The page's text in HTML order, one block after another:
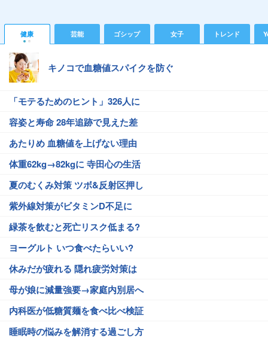
健康 芸能 ゴシップ 女子 トレンド
キノコで血糖値スパイクを防ぐ
「モテるためのヒント」326人に
容姿と寿命 28年追跡で見えた差
あたりめ 血糖値を上げない理由
体重62kg→82kgに 寺田心の生活
夏のむくみ対策 ツボ&反射区押し
紫外線対策がビタミンD不足に
緑茶を飲むと死亡リスク低まる?
ヨーグルト いつ食べたらいい?
休みだが疲れる 隠れ疲労対策は
母が娘に減量強要→家庭内別居へ
内科医が低糖質麺を食べ比べ検証
睡眠時の悩みを解消する過ごし方